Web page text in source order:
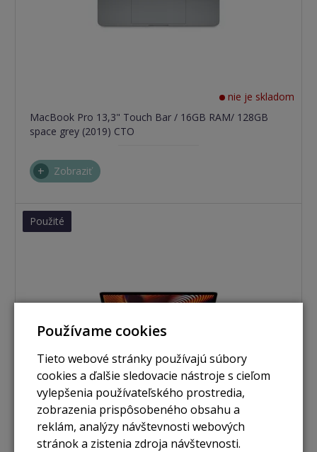
nie je skladom
MacBook Pro 13,3" Touch Bar / 16GB RAM/ 128GB
space grey (2019) CTO
Zobraziť
Použité
Používame cookies
Tieto webové stránky používajú súbory
cookies a ďalšie sledovacie nástroje s cieľom
vylepšenia používateľského prostredia,
zobrazenia prispôsobeného obsahu a
reklám, analýzy návštevnosti webových
stránok a zistenia zdroja návštevnosti.